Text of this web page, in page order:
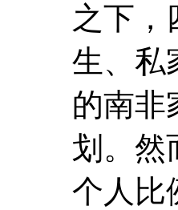
之下，
生、私
的南非
划。然
个人比